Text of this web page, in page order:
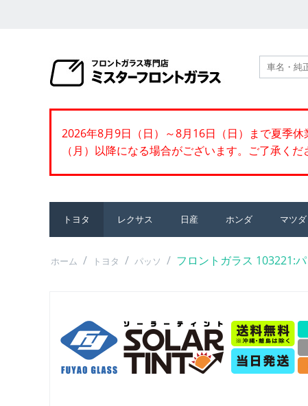
2026年8月9日（日）～8月16日（日）まで夏季
（月）以降になる場合がございます。ご了承く
トヨタ レクサス 日産 ホンダ マツダ
ホーム / トヨタ / パッソ / フロントガラス 103221: